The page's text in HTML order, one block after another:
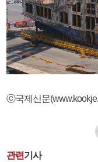
ⓒ국제신문
관련기사